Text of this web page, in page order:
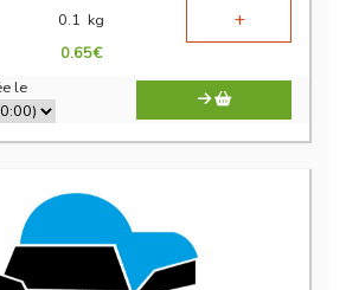
0.1 kg +
0.65€
le